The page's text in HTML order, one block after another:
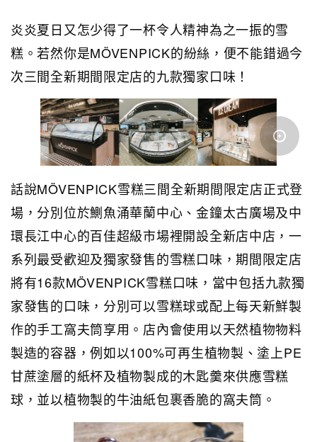
炎炎夏日又怎少得了一杯令人精神為之一振的雪
糕。若然你是MÖVENPICK的紛絲，便不能錯過今
次三間全新期間限定店的九款獨家口味！
話說MÖVENPICK雪糕三間全新期間限定店正式登
場，分別位於鰂魚涌華蘭中心、金鐘太古廣場及中
環長江中心的百佳超級市場裡開設全新店中店，一
系列最受歡迎及獨家發售的雪糕口味，期間限定店
將有16款MÖVENPICK雪糕口味，當中包括九款獨
家發售的口味，分別可以雪糕球或配上每天新鮮製
作的手工窩夫筒享用。店內會使用以天然植物物料
製造的容器，例如以100%可再生植物製、塗上PE
甘蔗塗層的紙杯及植物製成的木匙羹來供應雪糕
球，並以植物製的牛油紙包裹香脆的窩夫筒。